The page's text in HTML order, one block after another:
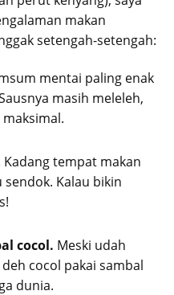
makan
setengah-setengah:
mentai paling enak
masih meleleh,
Kadang tempat makan
Kalau bikin
cocol. Meski udah
cocol pakai sambal
dunia.